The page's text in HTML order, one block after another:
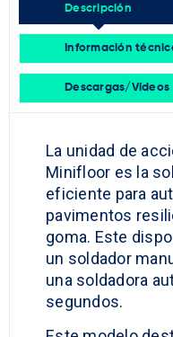
Descripción
Información
Descargas/Vídeos
La unidad de
Minifloor es la
eficiente para
pavimentos
goma. Este
un soldador
una soldadora
segundos.